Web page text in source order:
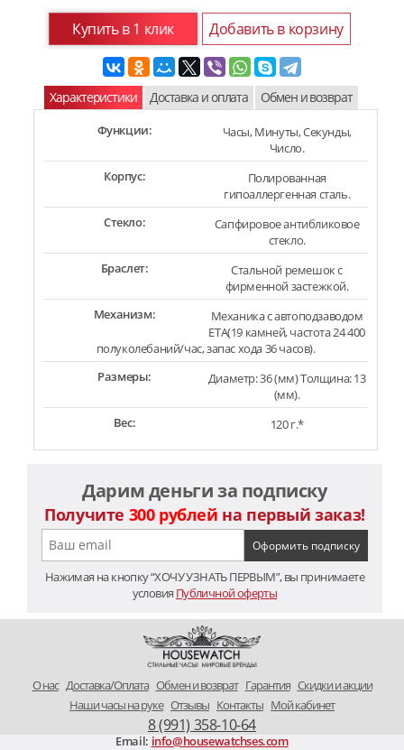
Купить в 1 клик Добавить в корзину
Характеристики Доставка и оплата Обмен и возврат
Функции:
Часы, Минуты, Секунды,
Число.
Корпус:
Полированная
гипоаллергенная сталь.
Стекло:
Сапфировое антибликовое
стекло.
Браслет:
Стальной ремешок с
фирменной застежкой.
Механизм:
Механика с автоподзаводом
ETA(19 камней, частота 24 400
полуколебаний/час, запас хода 36 часов).
Размеры:
Диаметр: 36 (мм) Толщина: 13
(мм).
Вес:
120 г.*
Дарим деньги за подписку
Получите 300 рублей на первый заказ!
Нажимая на кнопку “ХОЧУ УЗНАТЬ ПЕРВЫМ”, вы принимаете
условия Публичной оферты
O нас Доставка/Оплата Обмен и возврат Гарантия Скидки и акции
Наши часы на руке Отзывы Контакты Мой кабинет
8 (991) 358-10-64
Email: info@housewatchses.com